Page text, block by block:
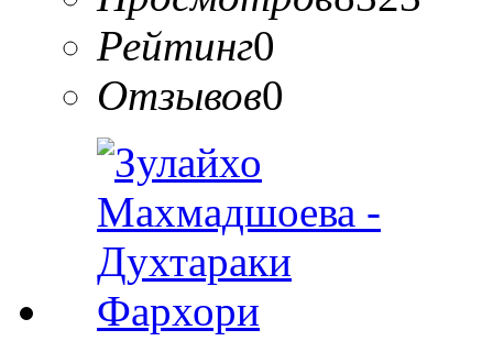
Рейтинг0
Отзывов0